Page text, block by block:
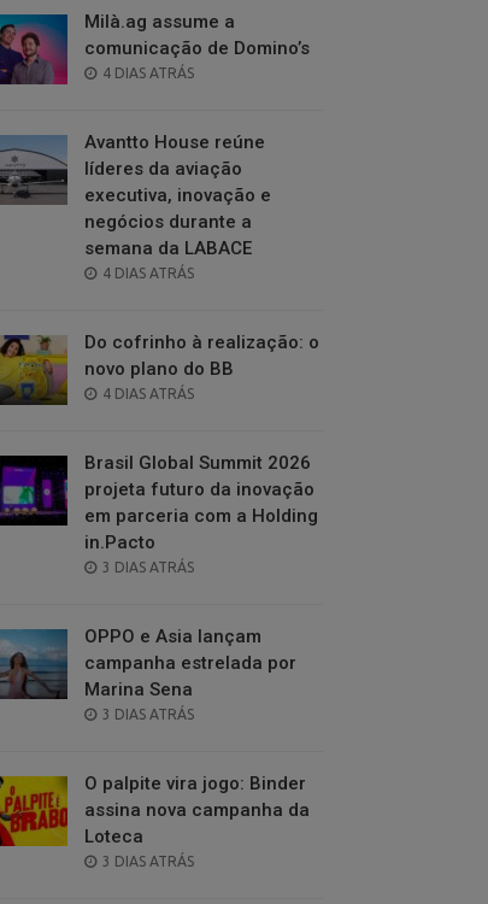
Milà.ag assume a
comunicação de Domino’s
POSTED
4 DIAS ATRÁS
Avantto House reúne
líderes da aviação
executiva, inovação e
negócios durante a
semana da LABACE
POSTED
4 DIAS ATRÁS
Do cofrinho à realização: o
novo plano do BB
POSTED
4 DIAS ATRÁS
Brasil Global Summit 2026
projeta futuro da inovação
em parceria com a Holding
in.Pacto
POSTED
3 DIAS ATRÁS
OPPO e Asia lançam
campanha estrelada por
Marina Sena
POSTED
3 DIAS ATRÁS
O palpite vira jogo: Binder
assina nova campanha da
Loteca
POSTED
3 DIAS ATRÁS